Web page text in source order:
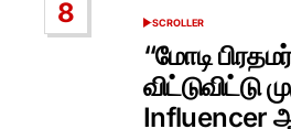
8
POSTED
SCROLLER
“மோடி
விட்டுவிட்டு
Influencer